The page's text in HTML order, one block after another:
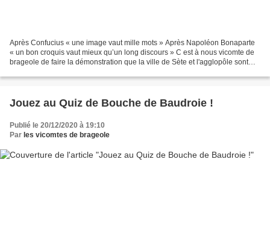
Après Confucius « une image vaut mille mots » Après Napoléon Bonaparte
« un bon croquis vaut mieux qu’un long discours » C est à nous vicomte de
brageole de faire la démonstration que la ville de Sète et l'agglopôle sont
Jouez au Quiz de Bouche de Baudroie !
Publié le 20/12/2020 à 19:10
Par les vicomtes de brageole